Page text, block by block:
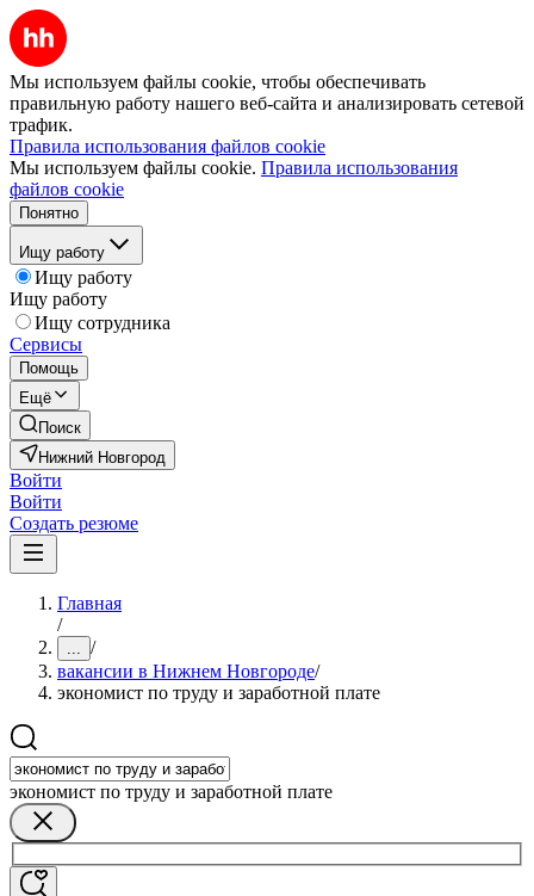
Мы используем файлы cookie, чтобы обеспечивать
правильную работу нашего веб-сайта и анализировать сетевой
трафик.
Правила использования файлов cookie
Мы используем файлы cookie. Правила использования
файлов cookie
Понятно
Ищу работу
Ищу работу
Ищу работу
Ищу сотрудника
Сервисы
Помощь
Ещё
Поиск
Нижний Новгород
Войти
Войти
Создать резюме
Главная
/
... /
вакансии в Нижнем Новгороде/
экономист по труду и заработной плате
экономист по труду и заработной плате